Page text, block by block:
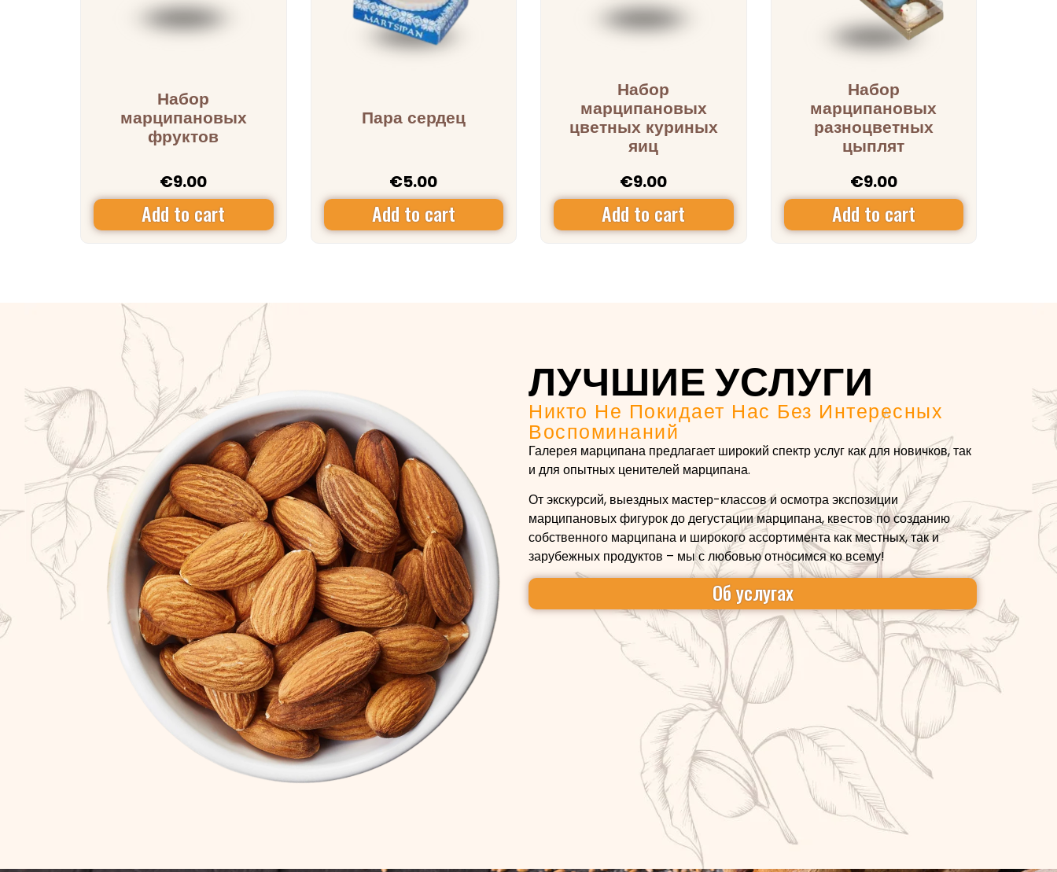
Набор
марципановых
фруктов
€9.00
Add to cart
Пара сердец
€5.00
Add to cart
Набор
марципановых
цветных куриных
яиц
€9.00
Add to cart
Набор
марципановых
разноцветных
цыплят
€9.00
Add to cart
ЛУЧШИЕ УСЛУГИ
Никто Не Покидает Нас Без Интересных
Воспоминаний
Галерея марципана предлагает широкий спектр услуг как для новичков, так
и для опытных ценителей марципана.
От экскурсий, выездных мастер-классов и осмотра экспозиции
марципановых фигурок до дегустации марципана, квестов по созданию
собственного марципана и широкого ассортимента как местных, так и
зарубежных продуктов – мы с любовью относимся ко всему!
Об услугах